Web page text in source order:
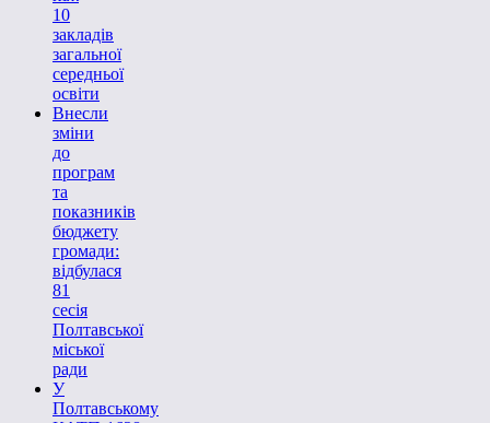
10
закладів
загальної
середньої
освіти
Внесли
зміни
до
програм
та
показників
бюджету
громади:
відбулася
81
сесія
Полтавської
міської
ради
У
Полтавському